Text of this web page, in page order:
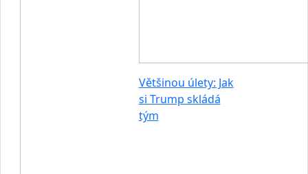
Většinou úlety: Jak
si Trump skládá
tým